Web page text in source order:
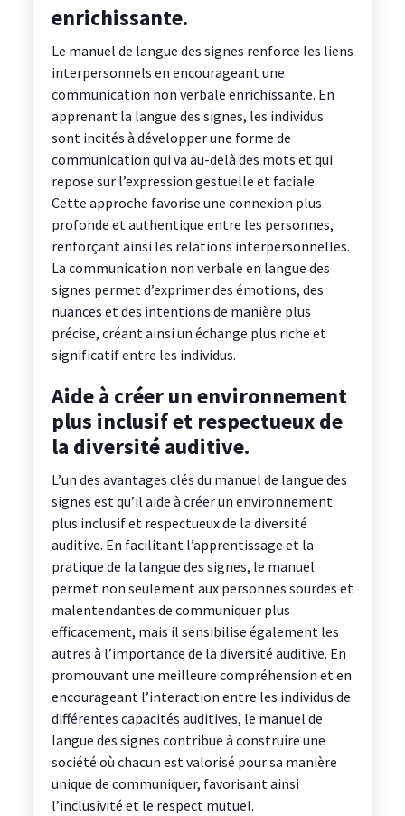
enrichissante.
Le manuel de langue des signes renforce les liens
interpersonnels en encourageant une
communication non verbale enrichissante. En
apprenant la langue des signes, les individus
sont incités à développer une forme de
communication qui va au-delà des mots et qui
repose sur l’expression gestuelle et faciale.
Cette approche favorise une connexion plus
profonde et authentique entre les personnes,
renforçant ainsi les relations interpersonnelles.
La communication non verbale en langue des
signes permet d’exprimer des émotions, des
nuances et des intentions de manière plus
précise, créant ainsi un échange plus riche et
significatif entre les individus.
Aide à créer un environnement
plus inclusif et respectueux de
la diversité auditive.
L’un des avantages clés du manuel de langue des
signes est qu’il aide à créer un environnement
plus inclusif et respectueux de la diversité
auditive. En facilitant l’apprentissage et la
pratique de la langue des signes, le manuel
permet non seulement aux personnes sourdes et
malentendantes de communiquer plus
efficacement, mais il sensibilise également les
autres à l’importance de la diversité auditive. En
promouvant une meilleure compréhension et en
encourageant l’interaction entre les individus de
différentes capacités auditives, le manuel de
langue des signes contribue à construire une
société où chacun est valorisé pour sa manière
unique de communiquer, favorisant ainsi
l’inclusivité et le respect mutuel.